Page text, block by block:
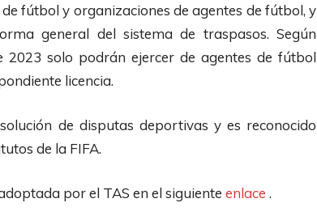
fútbol y organizaciones de agentes de fútbol, y
general del sistema de traspasos. Según
solo podrán ejercer de agentes de fútbol
licencia.
de disputas deportivas y es reconocido
de la FIFA.
por el TAS en el siguiente enlace .